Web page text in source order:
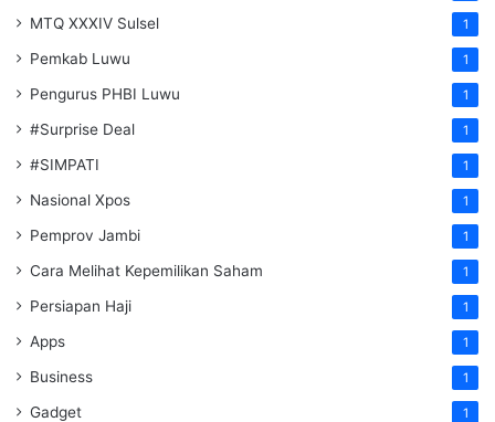
MTQ XXXIV Sulsel 1
Pemkab Luwu 1
Pengurus PHBI Luwu 1
#Surprise Deal 1
#SIMPATI 1
Nasional Xpos 1
Pemprov Jambi 1
Cara Melihat Kepemilikan Saham 1
Persiapan Haji 1
Apps 1
Business 1
Gadget 1